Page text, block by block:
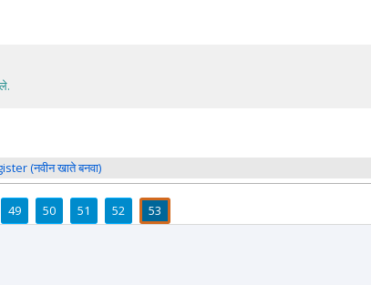
(नवीन खाते बनवा)
49 50 51 52 53